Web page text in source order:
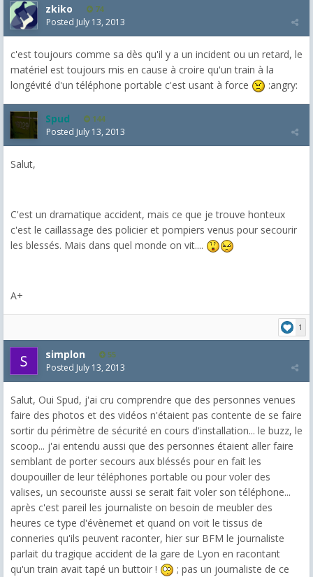
zkiko 74
Posted July 13, 2013
c'est toujours comme sa dès qu'il y a un incident ou un retard, le
matériel est toujours mis en cause à croire qu'un train à la
longévité d'un téléphone portable c'est usant à force
:angry:
Spud 144
Posted July 13, 2013
Salut,
C'est un dramatique accident, mais ce que je trouve honteux
c'est le caillassage des policier et pompiers venus pour secourir
les blessés. Mais dans quel monde on vit....
A+
1
simplon 55
Posted July 13, 2013
Salut, Oui Spud, j'ai cru comprendre que des personnes venues
faire des photos et des vidéos n'étaient pas contente de se faire
sortir du périmètre de sécurité en cours d'installation... le buzz, le
scoop... j'ai entendu aussi que des personnes étaient aller faire
semblant de porter secours aux bléssés pour en fait les
doupouiller de leur téléphones portable ou pour voler des
valises, un secouriste aussi se serait fait voler son téléphone...
après c'est pareil les journaliste on besoin de meubler des
heures ce type d'évènemet et quand on voit le tissus de
conneries qu'ils peuvent raconter, hier sur BFM le journaliste
parlait du tragique accident de la gare de Lyon en racontant
qu'un train avait tapé un buttoir !
; pas un journaliste de ce